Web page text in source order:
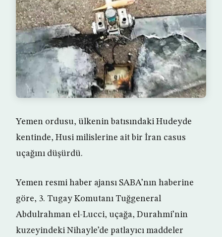
Yemen ordusu, ülkenin batısındaki Hudeyde
kentinde, Husi milislerine ait bir İran casus
uçağını düşürdü.
Yemen resmi haber ajansı SABA’nın haberine
göre, 3. Tugay Komutanı Tuğgeneral
Abdulrahman el-Lucci, uçağa, Durahmi’nin
kuzeyindeki Nihayle’de patlayıcı maddeler